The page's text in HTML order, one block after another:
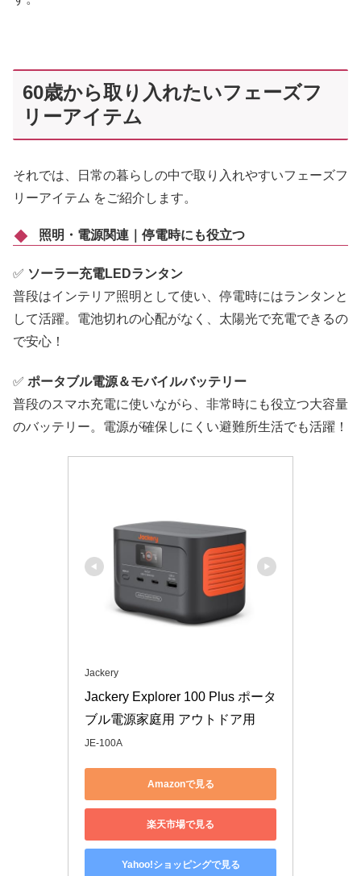
60歳から取り入れたいフェーズフ
リーアイテム
それでは、日常の暮らしの中で取り入れやすいフェーズフ
リーアイテム をご紹介します。
照明・電源関連｜停電時にも役立つ
✅ ソーラー充電LEDランタン
普段はインテリア照明として使い、停電時にはランタンと
して活躍。電池切れの心配がなく、太陽光で充電できるの
で安心！
✅ ポータブル電源＆モバイルバッテリー
普段のスマホ充電に使いながら、非常時にも役立つ大容量
のバッテリー。電源が確保しにくい避難所生活でも活躍！
Jackery
Jackery Explorer 100 Plus ポータ
ブル電源家庭用 アウトドア用
JE-100A
Amazonで見る
楽天市場で見る
Yahoo!ショッピングで見る